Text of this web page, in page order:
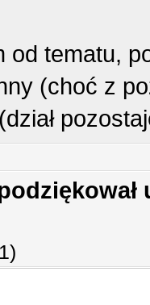
od tematu,
(choć z